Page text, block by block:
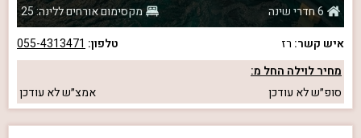
6 חדרי שינה
מקסימום אורחים ללינה: 25
איש קשר: רז טלפון: 055-4313471
מחיר לוילה החל מ:
סופ״שלא עודכן אמצ״שלא עודכן